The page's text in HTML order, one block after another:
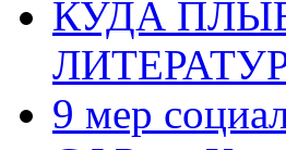
КУДА
9 мер